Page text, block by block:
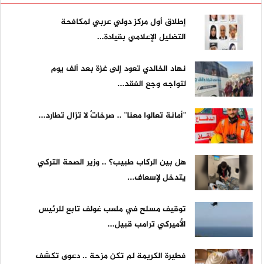
إطلاق أول مركز دولي عربي لمكافحة
التضليل الإعلامي بقيادة...
نهاد الخالدي تعود إلى غزة بعد ألف يوم
لتواجه وجع الفقد...
"أمانة تعالوا معنا" .. صرخاتٌ لا تزال تطارد...
هل بين الركاب طبيب؟ .. وزير الصحة التركي
يتدخل لإسعاف...
توقيف مسلح في ملعب غولف تابع للرئيس
الأميركي ترامب قبيل...
فطيرة الكريمة لم تكن مزحة .. دعوى تكشف